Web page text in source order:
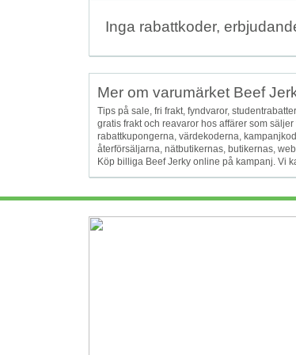
Inga rabattkoder,
Mer om varumärket Beef
Tips på sale, fri frakt, fyndvaror,
gratis frakt och reavaror hos affärer som
rabattkupongerna, värdekoderna,
återförsäljarna, nätbutikernas, butikernas,
Köp billiga Beef Jerky online på kampanj. Vi